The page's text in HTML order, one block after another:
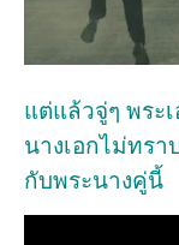
แต่แล้วจู่ๆ พระ
นางเอกไม่ทร
กับพระนางคู่นี้